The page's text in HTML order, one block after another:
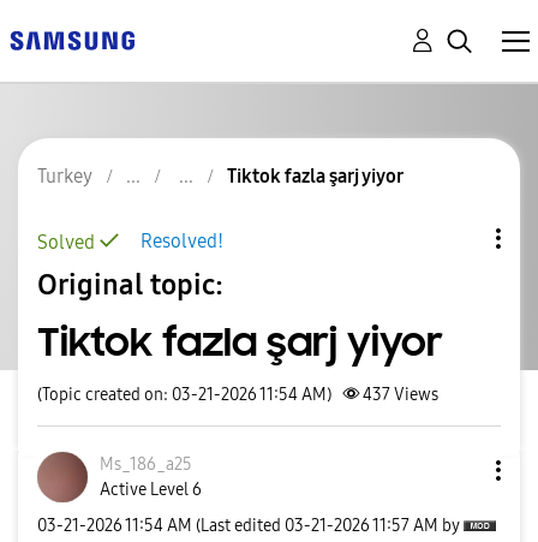
Turkey Tiktok fazla şarj yiyor
Resolved!
Solved
Original topic:
Tiktok fazla şarj yiyor
(Topic created on: 03-21-2026 11:54 AM) 437Views
Ms_186_a25
Active Level 6
‎03-21-202611:54 AM (Last edited ‎03-21-202611:57 AM by